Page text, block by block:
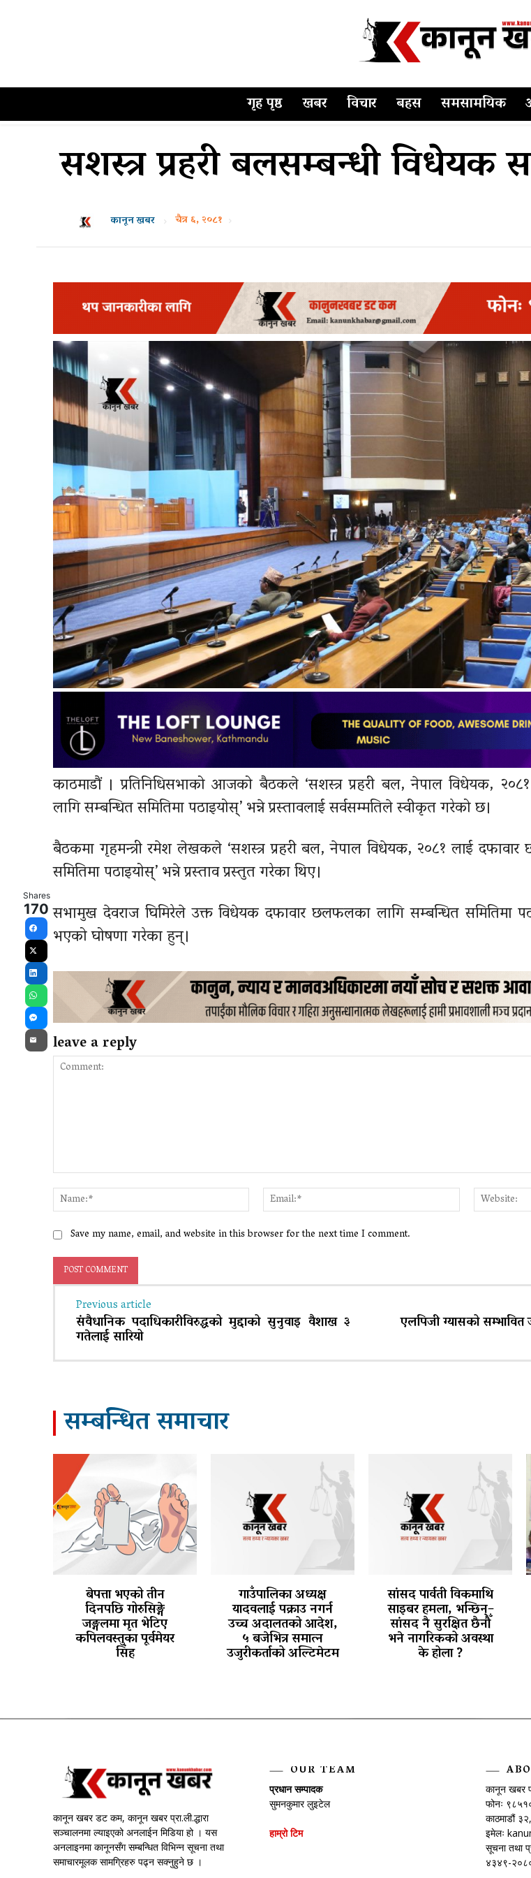
गृह पृष्ठ खबर विचार बहस समसामयिक
सशस्त्र प्रहरी बलसम्बन्धी विधेयक
कानून खबर चैत्र ६, २०८१
काठमाडौं । प्रतिनिधिसभाको आजको बैठकले ‘सशस्त्र प्रहरी बल, नेपाल विधेयक,
लागि सम्बन्धित समितिमा पठाइयोस्’ भन्ने प्रस्तावलाई सर्वसम्मतिले स्वीकृत गरेको छ।
बैठकमा गृहमन्त्री रमेश लेखकले ‘सशस्त्र प्रहरी बल, नेपाल विधेयक, २०८१ लाई
समितिमा पठाइयोस्’ भन्ने प्रस्ताव प्रस्तुत गरेका थिए।
सभामुख देवराज घिमिरेले उक्त विधेयक दफावार छलफलका लागि सम्बन्धित समितिमा
भएको घोषणा गरेका हुन्।
leave a reply
Name:*
Email:*
Save my name, email, and website in this browser for the next time I comment.
Previous article
संवैधानिक पदाधिकारीविरुद्धको मुद्दाको सुनुवाइ वैशाख ३
गतेलाई सारियो
एलपिजी ग्यासको सम्भावित
सम्बन्धित समाचार
बेपत्ता भएको तीन
दिनपछि गोरुसिङ्गे
जङ्गलमा मृत भेटिए
कपिलवस्तुका पूर्वमेयर
सिंह
गाउँपालिका अध्यक्ष
यादवलाई पक्राउ नगर्न
उच्च अदालतको आदेश,
५ बजेभित्र समात्न
उजुरीकर्ताको अल्टिमेटम
सांसद पार्वती विकमाथि
साइबर हमला, भन्छिन्–
सांसद नै सुरक्षित छैनौँ
भने नागरिकको अवस्था
के होला ?
कानून खबर डट कम, कानून खबर प्रा.ली.द्धारा
सञ्चालनमा ल्याइएको अनलाईन मिडिया हो । यस
अनलाइनमा कानूनसँग सम्बन्धित विभिन्न सूचना तथा
समाचारमूलक सामग्रिहरु पढ्न सक्नुहुने छ ।
OUR TEAM
प्रधान सम्पादक
सुमनकुमार लुइटेल
हाम्रो टिम
कानून खबर
फोनः
काठमाडौं
इमेलः
सूचना तथा
४३४९-
Shares
170
Facebook
X
LinkedIn
WhatsApp
Messenger
Email